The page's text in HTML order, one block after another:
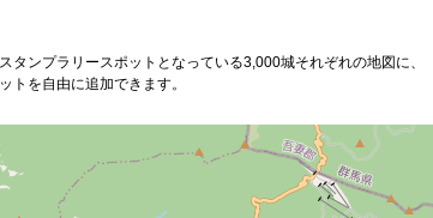
タンプラリースポットとなっている3,000城それぞれの地図に、
トを自由に追加できます。